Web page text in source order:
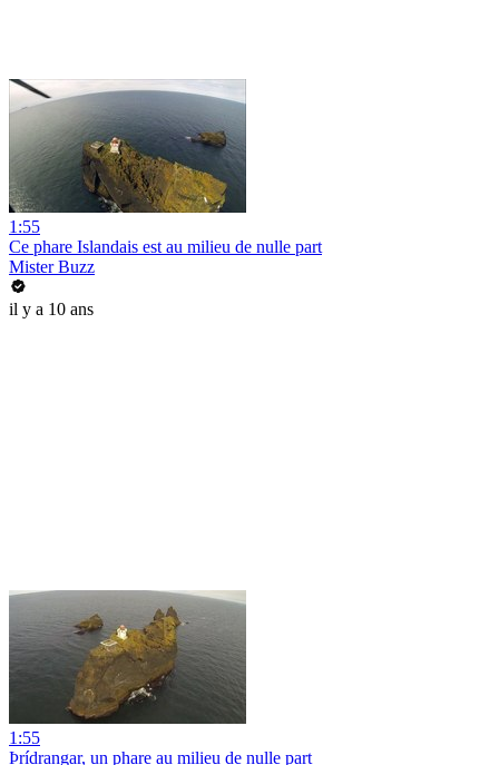
1:55
Ce phare Islandais est au milieu de nulle part
Mister Buzz
il y a 10 ans
1:55
Þrídrangar, un phare au milieu de nulle part